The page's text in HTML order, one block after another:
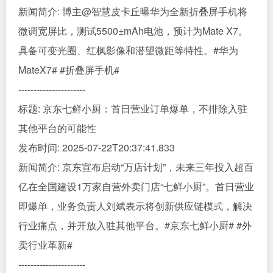
新闻简介: 博主@智慧皮卡丘曝华为全新折叠屏手机将
微调宽屏比，测试5500±mAh电池，预计为Mate X7。
具备可变光圈、红枫影像和潜望微距等特性。#华为
MateX7# #折叠屏手机#
----------------------
标题: 京东七鲜小厨：首日营业订单爆单，不排除入驻
其他平台的可能性
发布时间: 2025-07-22T20:37:41.833
新闻简介: 京东宣布启动“万店计划”，未来三年投入超百
亿在全国建设1万家自营外卖门店“七鲜小厨”。首日营业
即爆单，业务负责人刘斌表示将创新供应链模式，解决
行业痛点，并开放入驻其他平台。#京东七鲜小厨# #外
卖行业革新#
----------------------